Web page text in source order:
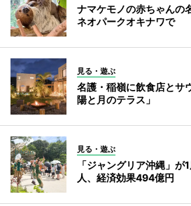
ナマケモノの赤ちゃん
ネオパークオキナワで
見る・遊ぶ
名護・稲嶺に飲食店とサ
陽と月のテラス」
見る・遊ぶ
「ジャングリア沖縄」
人、経済効果494億円